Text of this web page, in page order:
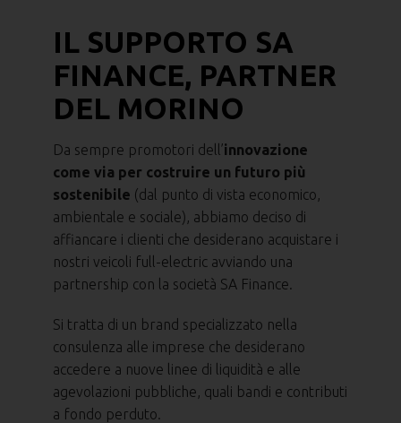
IL SUPPORTO SA
FINANCE, PARTNER
DEL MORINO
Da sempre promotori dell’innovazione
come via per costruire un futuro più
sostenibile (dal punto di vista economico,
ambientale e sociale), abbiamo deciso di
affiancare i clienti che desiderano acquistare i
nostri veicoli full-electric avviando una
partnership con la società SA Finance.
Si tratta di un brand specializzato nella
consulenza alle imprese che desiderano
accedere a nuove linee di liquidità e alle
agevolazioni pubbliche, quali bandi e contributi
a fondo perduto.